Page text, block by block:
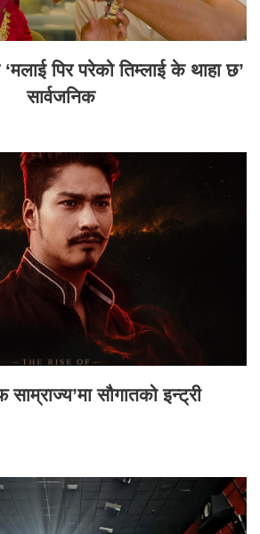
पिर परेको तिम्लाई के थाहा छ’
सार्वजनिक
सौगातको इन्ट्री